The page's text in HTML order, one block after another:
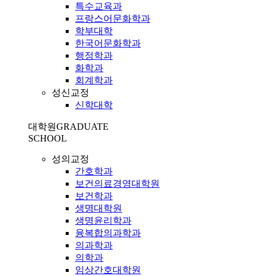
특수교육과
프랑스어문화학과
학부대학
한국어문화학과
행정학과
화학과
회계학과
성신교정
신학대학
대학원GRADUATE
SCHOOL
성의교정
간호학과
보건의료경영대학원
보건학과
생명대학원
생명윤리학과
융복합의과학과
의과학과
의학과
임상간호대학원